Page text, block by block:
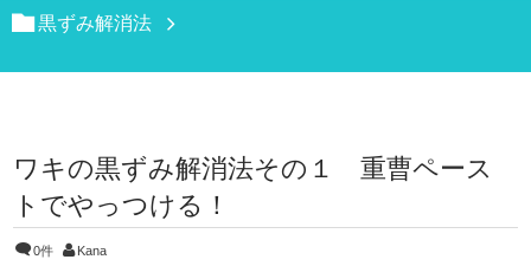
黒ずみ解消法
ワキの黒ずみ解消法その１ 重曹ペース
トでやっつける！
0件 Kana